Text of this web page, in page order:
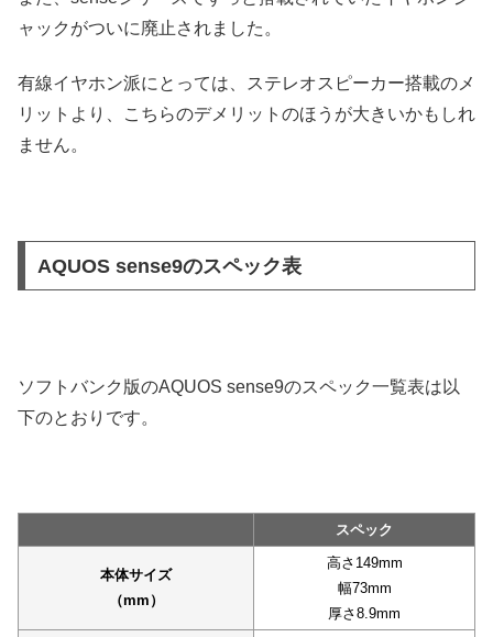
ャックがついに廃止されました。
有線イヤホン派にとっては、ステレオスピーカー搭載のメ
リットより、こちらのデメリットのほうが大きいかもしれ
ません。
AQUOS sense9のスペック表
ソフトバンク版のAQUOS sense9のスペック一覧表は以
下のとおりです。
スペック
本体サイズ
（mm）
高さ149mm
幅73mm
厚さ8.9mm